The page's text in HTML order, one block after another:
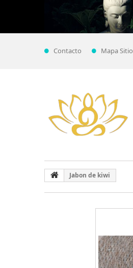
Contacto Mapa Sitio
Jabon de kiwi